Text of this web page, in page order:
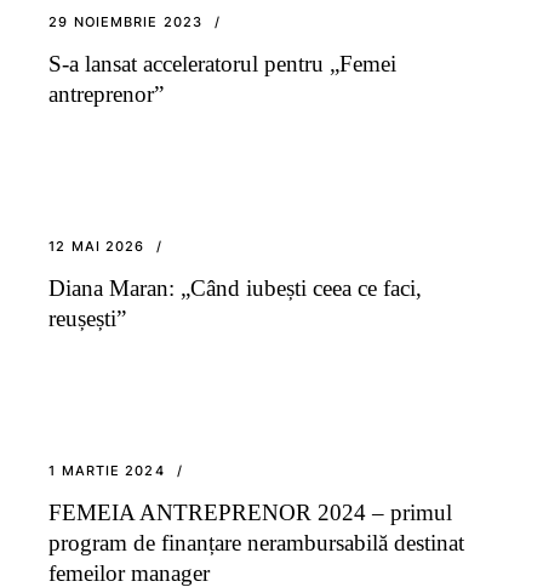
29 NOIEMBRIE 2023
S-a lansat acceleratorul pentru „Femei
antreprenor”
12 MAI 2026
Diana Maran: „Când iubești ceea ce faci,
reușești”
1 MARTIE 2024
FEMEIA ANTREPRENOR 2024 – primul
program de finanțare nerambursabilă destinat
femeilor manager